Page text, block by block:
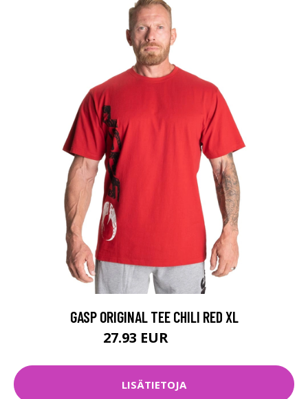
GASP ORIGINAL TEE CHILI RED XL
27.93 EUR
LISÄTIETOJA